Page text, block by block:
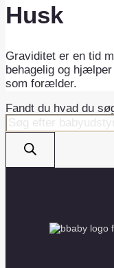
Husk
Graviditet er en tid
behagelig og
som forælder.
Fandt du hvad du
Products
search